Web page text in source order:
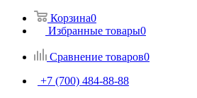
Корзина0
Избранные товары0
Сравнение товаров0
+7 (700) 484-88-88